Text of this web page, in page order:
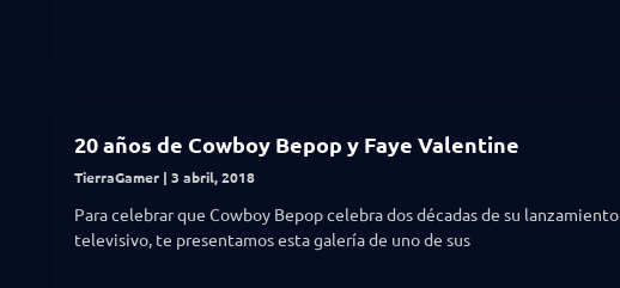
20 años de Cowboy Bepop y Faye Valentine
TierraGamer 3 abril, 2018
Para celebrar que Cowboy Bepop celebra dos décadas de su lanzamiento
televisivo, te presentamos esta galería de uno de sus